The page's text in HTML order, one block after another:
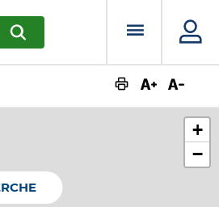
RECHERCHERMenu
+
−